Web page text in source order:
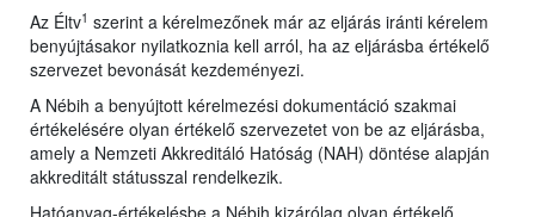
Az Éltv1 szerint a kérelmezőnek már az eljárás iránti kérelem
benyújtásakor nyilatkoznia kell arról, ha az eljárásba értékelő
szervezet bevonását kezdeményezi.
A Nébih a benyújtott kérelmezési dokumentáció szakmai
értékelésére olyan értékelő szervezetet von be az eljárásba,
amely a Nemzeti Akkreditáló Hatóság (NAH) döntése alapján
akkreditált státusszal rendelkezik.